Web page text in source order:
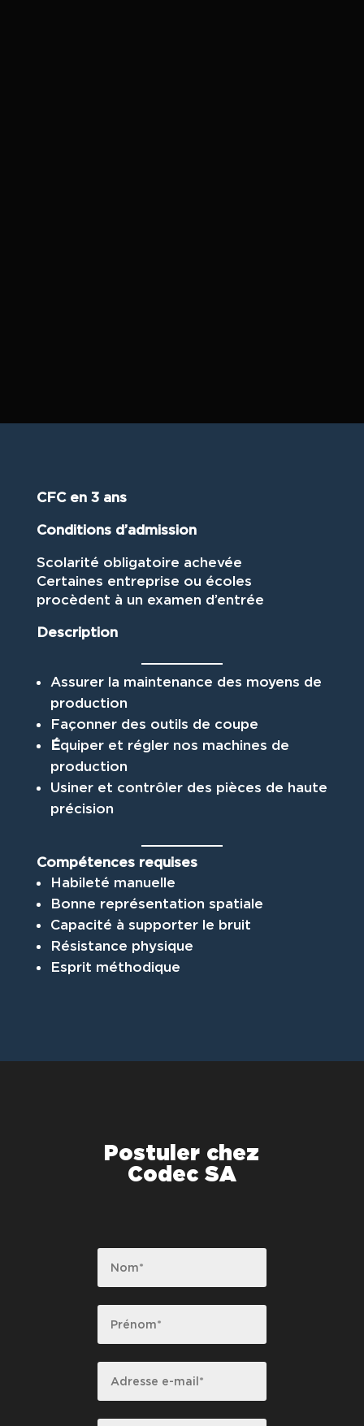
CFC en 3 ans
Conditions d’admission
Scolarité obligatoire achevée
Certaines entreprise ou écoles
procèdent à un examen d’entrée
Description
Assurer la maintenance des moyens de
production
Façonner des outils de coupe
Équiper et régler nos machines de
production
Usiner et contrôler des pièces de haute
précision
Compétences requises
Habileté manuelle
Bonne représentation spatiale
Capacité à supporter le bruit
Résistance physique
Esprit méthodique
Postuler chez
Codec SA